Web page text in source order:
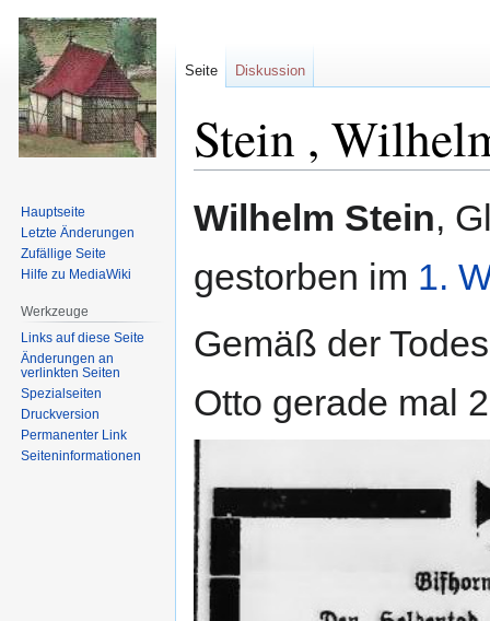
Stein ,
Navigation
Suche
Wilhelm Stein,
gestorben im 1.
Gemäß der
Otto gerade mal
Seite Diskussion
Hauptseite
Letzte Änderungen
Zufällige Seite
Hilfe zu MediaWiki
Werkzeuge
Links auf diese Seite
Änderungen an
verlinkten Seiten
Spezialseiten
Druckversion
Permanenter Link
Seiten­informationen